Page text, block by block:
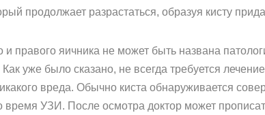
продолжает разрастаться, образуя кисту
и правого яичника не может быть названа
уже было сказано, не всегда требуется
вреда. Обычно киста обнаруживается
время УЗИ. После осмотра доктор может